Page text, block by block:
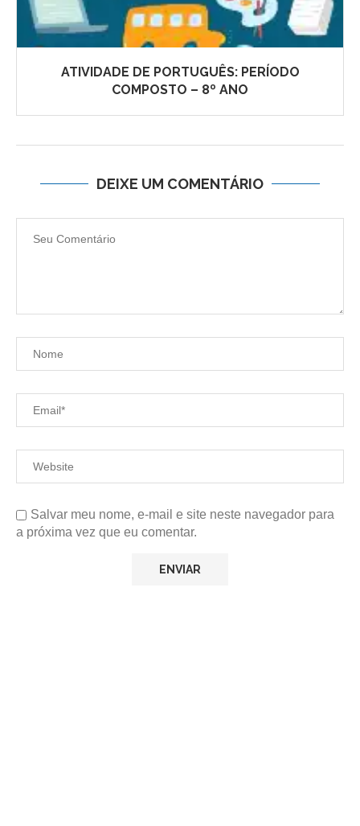
ATIVIDADE DE PORTUGUÊS: PERÍODO
COMPOSTO – 8º ANO
DEIXE UM COMENTÁRIO
Salvar meu nome, e-mail e site neste navegador para
a próxima vez que eu comentar.